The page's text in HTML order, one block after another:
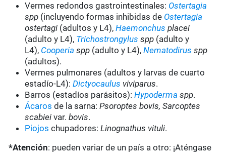
Vermes redondos gastrointestinales: Ostertagia
spp (incluyendo formas inhibidas de Ostertagia
ostertagi (adultos y L4),Haemonchus placei
(adulto y L4), Trichostrongylus spp (adulto y
L4), Cooperia spp (adulto y L4),Nematodirus spp
(adultos).
Vermes pulmonares (adultos y larvas de cuarto
estadío-L4):Dictyocaulus viviparus.
Barros (estadíos parásitos):Hypoderma spp.
Ácaros de la sarna:Psoroptes bovis, Sarcoptes
scabieivar.bovis.
Piojos chupadores:Linognathus vituli.
*Atención: pueden variar de un país a otro: ¡Aténgase